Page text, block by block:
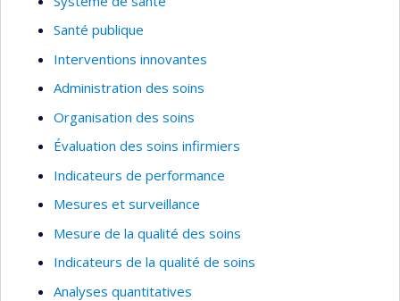
recherche en santé des populations.
Mention spéciale du jury des 10èmes Journées
Annuelles de Santé Publique, Institut National de
Santé Publique du Québec (2006)
Inscription sur la liste d’honneur du doyen, mémoire
de maîtrise en santé communautaire, Université de
Montréal (2006)
FICSUM, Université de Montréal (2006) Ce prix est
octroyé au meilleur texte de l’ensemble des
publications de la revue Dire.
Santé publique
Interventions innovantes
Administration des soins
Organisation des soins
Évaluation des soins infirmiers
Indicateurs de performance
Mesures et surveillance
Mesure de la qualité des soins
Indicateurs de la qualité de soins
Analyses quantitatives